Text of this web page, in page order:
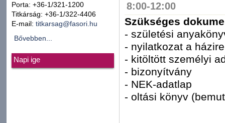
Porta: +36-1/321-1200
Titkárság: +36-1/322-4406
E-mail: titkarsag@fasori.hu
Bővebben...
Napi ige
8:00-12:00
Szükséges
- születési
- nyilatkozat a
- kitöltött személyi
- bizonyítvány
- NEK-adatlap
- oltási könyv